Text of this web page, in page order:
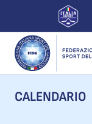
CALENDARIO